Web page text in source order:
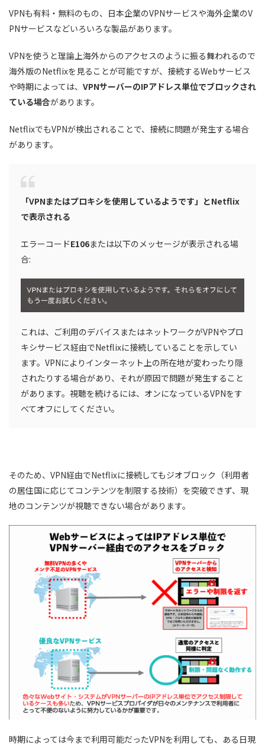
VPNも有料・無料のもの、日本企業のVPNサービスや海外企業のV
PNサービスなどいろいろな製品があります。
VPNを使うと理論上海外からのアクセスのように振る舞われるので
海外版のNetflixを見ることが可能ですが、接続するWebサービス
や時期によっては、 VPNサーバーのIPアドレス単位でブロックされ
ている場合があります。
NetflixでもVPNが検出されることで、接続に問題が発生する場合
があります。
「VPNまたはプロキシを使用しているようです」とNetflix
で表示される
エラーコードE106または以下のメッセージが表示される場
合:
これは、ご利用のデバイスまたはネットワークがVPNやプロ
キシサービス経由でNetflixに接続していることを示してい
ます。VPNによりインターネット上の所在地が変わったり隠
されたりする場合があり、それが原因で問題が発生すること
があります。視聴を続けるには、オンになっているVPNをす
べてオフにしてください。
そのため、VPN経由でNetflixに接続してもジオブロック（利用者
の居住国に応じてコンテンツを制限する技術）を突破できず、現
地のコンテンツが視聴できない場合があります。
時期によっては今まで利用可能だったVPNを利用しても、ある日現